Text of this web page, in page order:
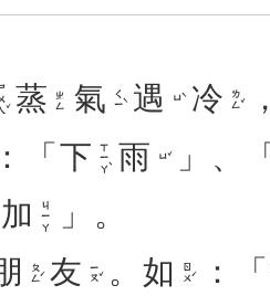
ˇ 蒸 ㄓㄥ 氣 ㄑㄧˋ 遇 ㄩˋ 冷 ㄌㄥˇ ，
：「 下 ㄒㄧㄚˋ 雨 ㄩˇ 」、「
加 ㄐㄧㄚ
」。
ㄆㄥˊ 友 ㄧㄡˇ 。 如 ㄖㄨˊ ：「